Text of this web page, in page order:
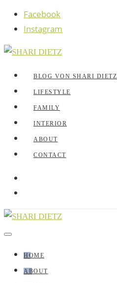
Facebook
Instagram
BLOG VON SHARI DIETZ
LIFESTYLE
FAMILY
INTERIOR
ABOUT
CONTACT
HOME
ABOUT